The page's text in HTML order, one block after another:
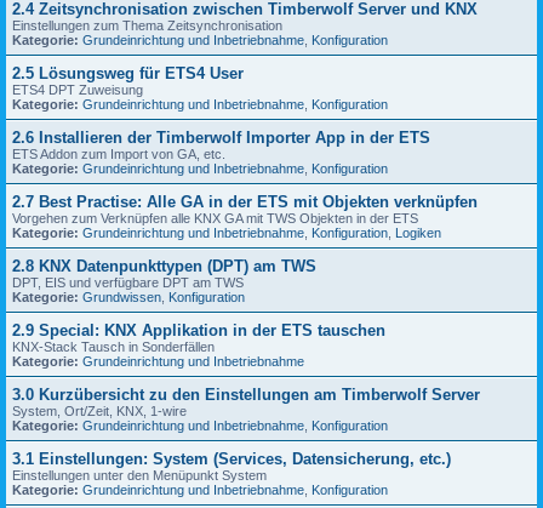
2.4 Zeitsynchronisation zwischen Timberwolf Server und KNX
Einstellungen zum Thema Zeitsynchronisation
Kategorie: Grundeinrichtung und Inbetriebnahme Konfiguration
2.5 Lösungsweg für ETS4 User
ETS4 DPT Zuweisung
Kategorie: Grundeinrichtung und Inbetriebnahme Konfiguration
2.6 Installieren der Timberwolf Importer App in der ETS
ETS Addon zum Import von GA, etc.
Kategorie: Grundeinrichtung und Inbetriebnahme Konfiguration
2.7 Best Practise: Alle GA in der ETS mit Objekten verknüpfen
Vorgehen zum Verknüpfen alle KNX GA mit TWS Objekten in der ETS
Kategorie: Grundeinrichtung und Inbetriebnahme Konfiguration Logiken
2.8 KNX Datenpunkttypen (DPT) am TWS
DPT, EIS und verfügbare DPT am TWS
Kategorie: Grundwissen Konfiguration
2.9 Special: KNX Applikation in der ETS tauschen
KNX-Stack Tausch in Sonderfällen
Kategorie: Grundeinrichtung und Inbetriebnahme
3.0 Kurzübersicht zu den Einstellungen am Timberwolf Server
System, Ort/Zeit, KNX, 1-wire
Kategorie: Grundeinrichtung und Inbetriebnahme Konfiguration
3.1 Einstellungen: System (Services, Datensicherung, etc.)
Einstellungen unter den Menüpunkt System
Kategorie: Grundeinrichtung und Inbetriebnahme Konfiguration